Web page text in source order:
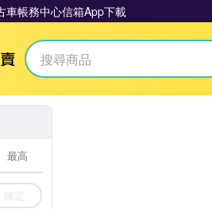
車帳務中心信箱App下載
Yahoo拍賣
確定